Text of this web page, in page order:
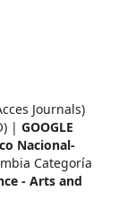
Journals)
| GOOGLE
Nacional-
Categoría
- Arts and